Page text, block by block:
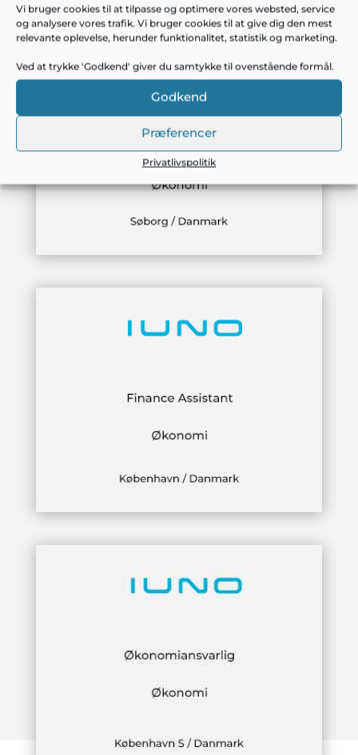
Vi bruger cookies til at tilpasse og optimere vores websted, service
og analysere vores trafik. Vi bruger cookies til at give dig den mest
relevante oplevelse, herunder funktionalitet, statistik og marketing.
Ved at trykke 'Godkend' giver du samtykke til ovenstående formål.
Godkend
Præferencer
Privatlivspolitik